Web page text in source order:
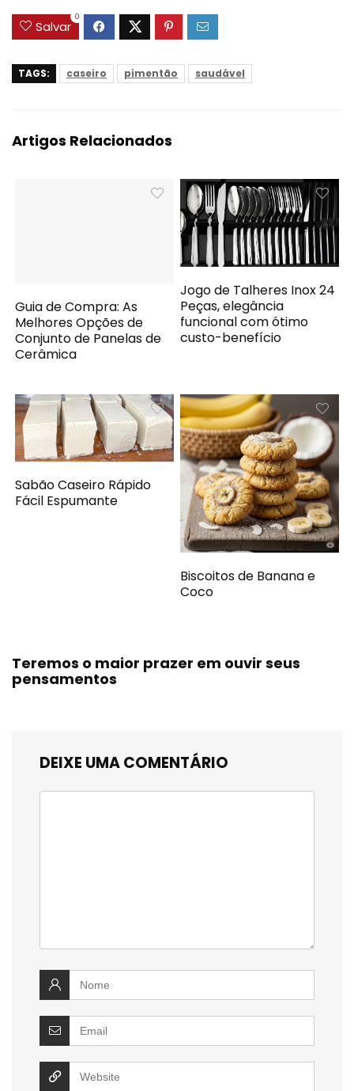
Salvar
0
TAGS: caseiro pimentão saudável
Artigos Relacionados
Guia de Compra: As
Melhores Opções de
Conjunto de Panelas de
Cerâmica
Jogo de Talheres Inox 24
Peças, elegância
funcional com ótimo
custo-benefício
Sabão Caseiro Rápido
Fácil Espumante
Biscoitos de Banana e
Coco
Teremos o maior prazer em ouvir seus
pensamentos
DEIXE UMA COMENTÁRIO